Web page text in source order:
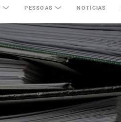
PESSOAS NOTÍCIAS